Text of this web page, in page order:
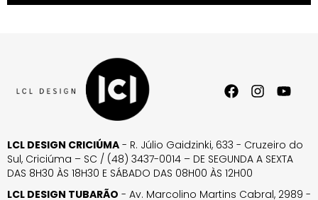
LCL DESIGN CRICIÚMA - R. Júlio Gaidzinki, 633 - Cruzeiro do
Sul, Criciúma – SC / (48) 3437-0014 – DE SEGUNDA A SEXTA
DAS 8H30 ÀS 18H30 E SÁBADO DAS 08H00 ÀS 12H00
LCL DESIGN TUBARÃO - Av. Marcolino Martins Cabral, 2989 -